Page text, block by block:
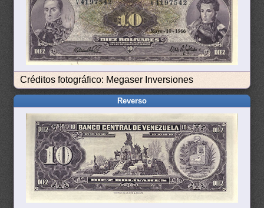
Créditos fotográfico: Megaser Inversiones
Reverso